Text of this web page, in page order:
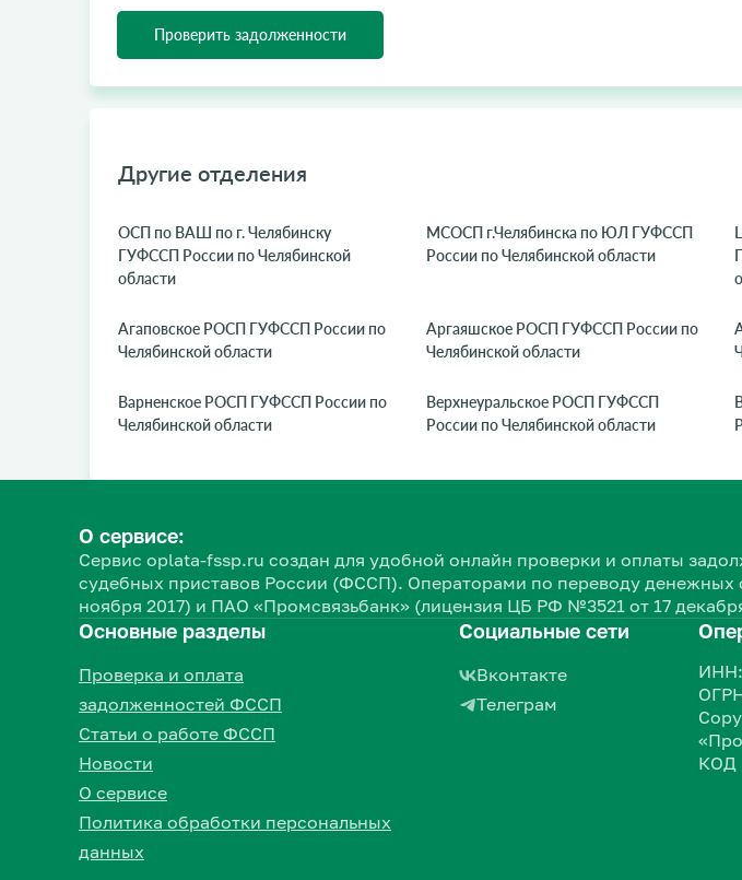
Проверить задолженности
Другие отделения
ОСП по ВАШ по г. Челябинску
ГУФССП России по Челябинской
области
МСОСП г.Челябинска по ЮЛ ГУФССП
России по Челябинской области
Агаповское РОСП ГУФССП России по
Челябинской области
Аргаяшское РОСП ГУФССП России по
Челябинской области
Варненское РОСП ГУФССП России по
Челябинской области
Верхнеуральское РОСП ГУФССП
России по Челябинской области
О сервисе:
Сервис oplata-fssp.ru создан для удобной онлайн проверки и оплаты
судебных приставов России (ФССП). Операторами по переводу
ноября 2017) и ПАО «Промсвязьбанк» (лицензия ЦБ РФ №3521 от 17
Основные разделы
Проверка и оплата
задолженностей ФССП
Статьи о работе ФССП
Новости
О сервисе
Политика обработки персональных
данных
Социальные сети
Вконтакте
Телеграм
ИНН:
КОД